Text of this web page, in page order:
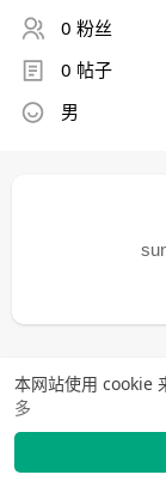
本网站使用 cookie
多
0 粉丝
0 帖子
男